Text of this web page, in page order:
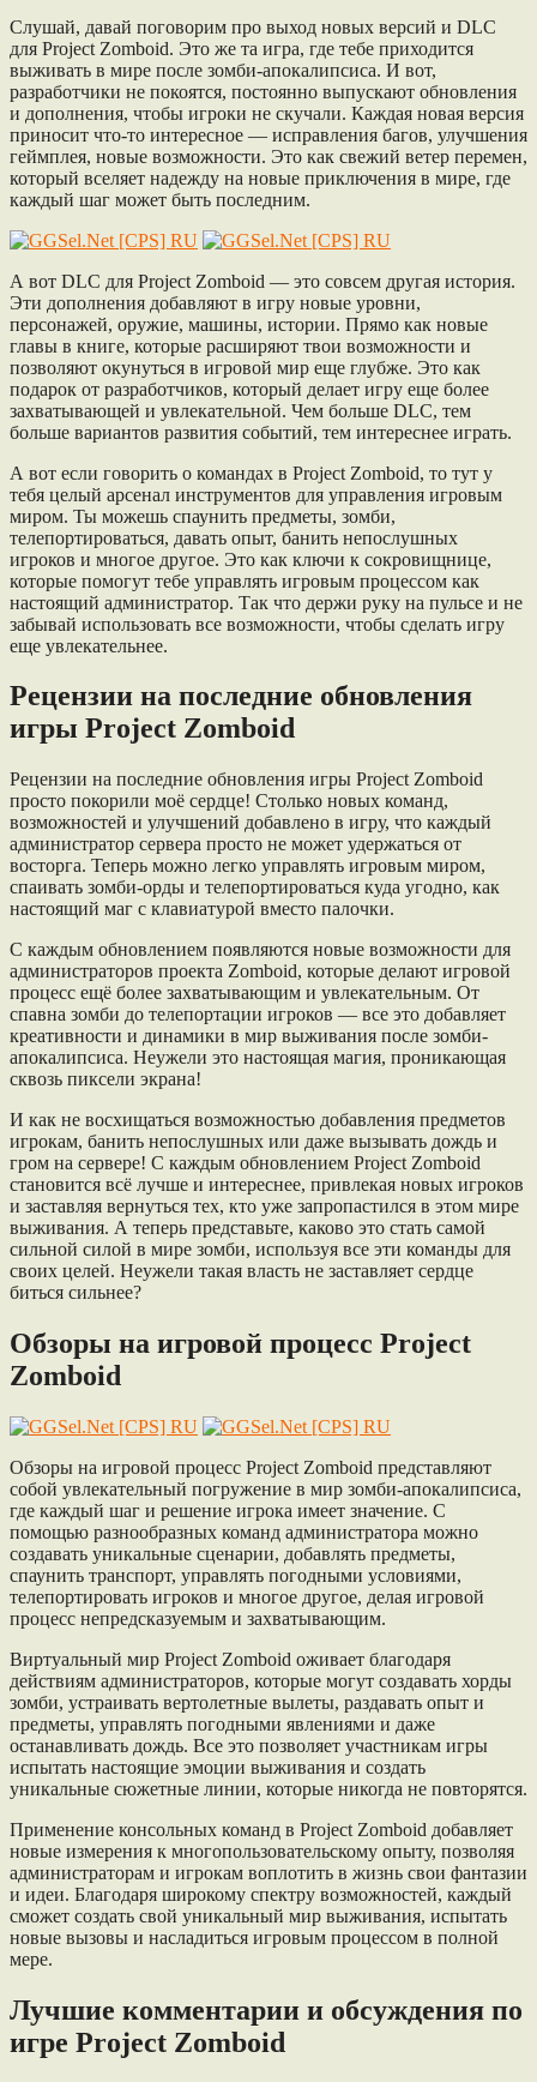
Слушай, давай поговорим про выход новых версий и DLC
для Project Zomboid. Это же та игра, где тебе приходится
выживать в мире после зомби-апокалипсиса. И вот,
разработчики не покоятся, постоянно выпускают обновления
и дополнения, чтобы игроки не скучали. Каждая новая версия
приносит что-то интересное — исправления багов, улучшения
геймплея, новые возможности. Это как свежий ветер перемен,
который вселяет надежду на новые приключения в мире, где
каждый шаг может быть последним.
А вот DLC для Project Zomboid — это совсем другая история.
Эти дополнения добавляют в игру новые уровни,
персонажей, оружие, машины, истории. Прямо как новые
главы в книге, которые расширяют твои возможности и
позволяют окунуться в игровой мир еще глубже. Это как
подарок от разработчиков, который делает игру еще более
захватывающей и увлекательной. Чем больше DLC, тем
больше вариантов развития событий, тем интереснее играть.
А вот если говорить о командах в Project Zomboid, то тут у
тебя целый арсенал инструментов для управления игровым
миром. Ты можешь спаунить предметы, зомби,
телепортироваться, давать опыт, банить непослушных
игроков и многое другое. Это как ключи к сокровищнице,
которые помогут тебе управлять игровым процессом как
настоящий администратор. Так что держи руку на пульсе и не
забывай использовать все возможности, чтобы сделать игру
еще увлекательнее.
Рецензии на последние обновления
игры Project Zomboid
Рецензии на последние обновления игры Project Zomboid
просто покорили моё сердце! Столько новых команд,
возможностей и улучшений добавлено в игру, что каждый
администратор сервера просто не может удержаться от
восторга. Теперь можно легко управлять игровым миром,
спаивать зомби-орды и телепортироваться куда угодно, как
настоящий маг с клавиатурой вместо палочки.
С каждым обновлением появляются новые возможности для
администраторов проекта Zomboid, которые делают игровой
процесс ещё более захватывающим и увлекательным. От
спавна зомби до телепортации игроков — все это добавляет
креативности и динамики в мир выживания после зомби-
апокалипсиса. Неужели это настоящая магия, проникающая
сквозь пиксели экрана!
И как не восхищаться возможностью добавления предметов
игрокам, банить непослушных или даже вызывать дождь и
гром на сервере! С каждым обновлением Project Zomboid
становится всё лучше и интереснее, привлекая новых игроков
и заставляя вернуться тех, кто уже запропастился в этом мире
выживания. А теперь представьте, каково это стать самой
сильной силой в мире зомби, используя все эти команды для
своих целей. Неужели такая власть не заставляет сердце
биться сильнее?
Обзоры на игровой процесс Project
Zomboid
Обзоры на игровой процесс Project Zomboid представляют
собой увлекательный погружение в мир зомби-апокалипсиса,
где каждый шаг и решение игрока имеет значение. С
помощью разнообразных команд администратора можно
создавать уникальные сценарии, добавлять предметы,
спаунить транспорт, управлять погодными условиями,
телепортировать игроков и многое другое, делая игровой
процесс непредсказуемым и захватывающим.
Виртуальный мир Project Zomboid оживает благодаря
действиям администраторов, которые могут создавать хорды
зомби, устраивать вертолетные вылеты, раздавать опыт и
предметы, управлять погодными явлениями и даже
останавливать дождь. Все это позволяет участникам игры
испытать настоящие эмоции выживания и создать
уникальные сюжетные линии, которые никогда не повторятся.
Применение консольных команд в Project Zomboid добавляет
новые измерения к многопользовательскому опыту, позволяя
администраторам и игрокам воплотить в жизнь свои фантазии
и идеи. Благодаря широкому спектру возможностей, каждый
сможет создать свой уникальный мир выживания, испытать
новые вызовы и насладиться игровым процессом в полной
мере.
Лучшие комментарии и обсуждения по
игре Project Zomboid